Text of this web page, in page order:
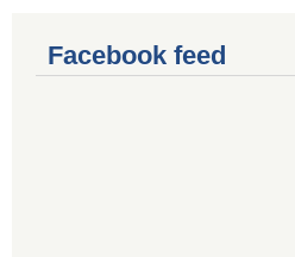
Facebook feed